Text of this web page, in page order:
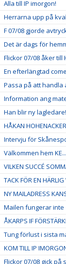
Alla till IP imorgon!
Herrarna upp på
F 07/08 gjorde
Det är dags för
Flickor 07/08 åker till
En efterlängtad
Passa på att handla
Information ang
Han blir ny lagledare!
HÅKAN
Intervju för
Välkommen hem
VILKEN SUCCÉ
TACK FÖR EN
NY MAILADRESS
Mailen fungerar inte
ÅKARPS IF
Tung förlust i sista
KOM TILL IP
Flickor 07/08 gick på